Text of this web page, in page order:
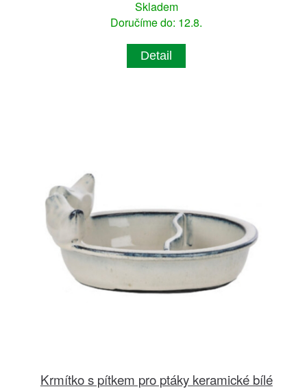
Skladem
Doručíme do: 12.8.
Detail
Krmítko s pítkem pro ptáky keramické bílé